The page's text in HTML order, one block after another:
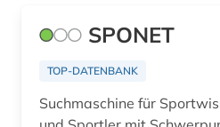
SPONET
TOP-DATENBANK
Suchmaschine für